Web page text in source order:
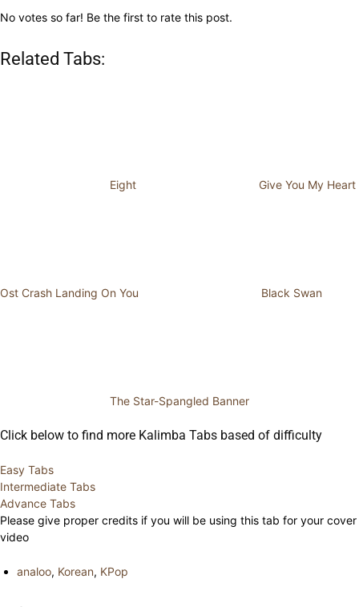
No votes so far! Be the first to rate this post.
Related Tabs:
Eight Give You My Heart
Ost Crash Landing On You Black Swan
The Star-Spangled Banner
Click below to find more Kalimba Tabs based of difficulty
Easy Tabs
Intermediate Tabs
Advance Tabs
Please give proper credits if you will be using this tab for your cover
video
analoo, Korean, KPop